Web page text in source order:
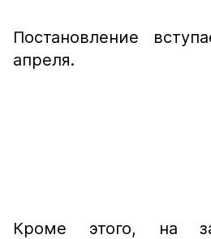
Постановление
апреля.
Кроме этого, на